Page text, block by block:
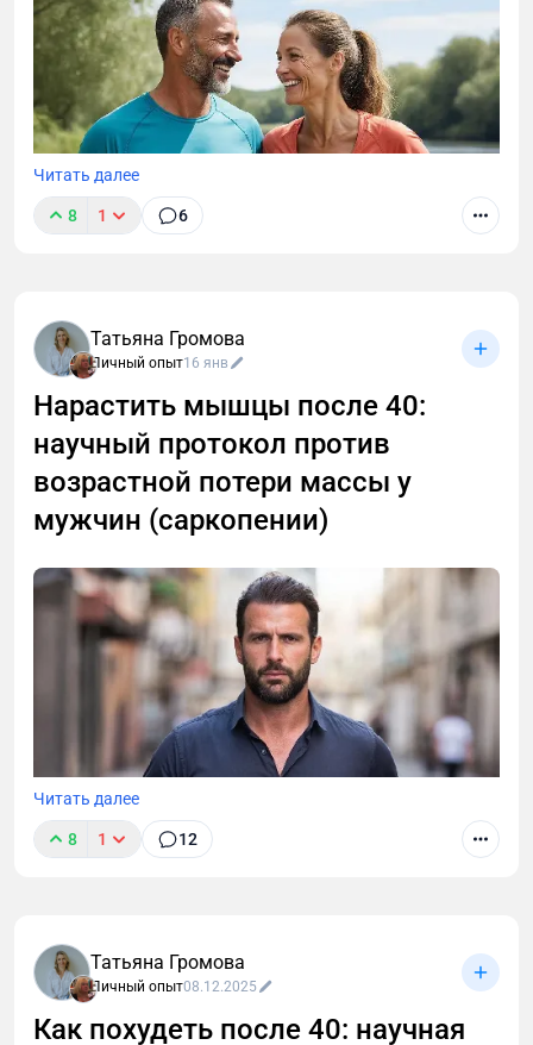
После 40 вес не уходит, а диеты не работают?
Узнайте, как разогнать метаболизм заставить тело
сжигать жир. Научный протокол от фитнес-
эксперта: питание без голода, тренировки для
восстановления. Стратегия, которая сохранит
мышцы и даст энергию.
Читать далее
8 1 6
Татьяна Громова
Личный опыт16 янв
Нарастить мышцы после 40:
научный протокол против
возрастной потери массы у
мужчин (саркопении)
Читать далее
8 1 12
Татьяна Громова
Личный опыт08.12.2025
Как похудеть после 40: научная